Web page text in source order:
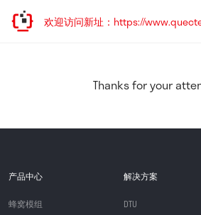
迁移，欢迎访问新址：https://
Thanks for your
产品中心
蜂窝模组
解决方案
DTU